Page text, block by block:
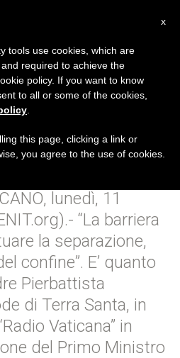
la
accentuerà la
lunedì, 11
“La barriera
la separazione,
confine”. E’ quanto
Pierbattista
di Terra Santa, in
Vaticana” in
del Primo Ministro
x
tools use cookies, which are
required to achieve the
policy. If you want to know
to all or some of the cookies,
this page, clicking a link or
you agree to the use of cookies.